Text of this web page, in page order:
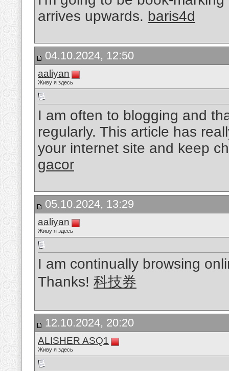
arrives upwards. baris4d
04.10.2024, 12:50
aaliyan
Живу я здесь
I am often to blogging and
regularly. This article has
your internet site and keep
gacor
05.10.2024, 13:29
aaliyan
Живу я здесь
I am continually browsing
Thanks! 科技券
12.10.2024, 20:20
ALISHER ASQ1
Живу я здесь